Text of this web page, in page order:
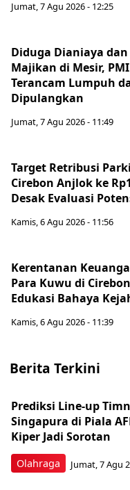
Jumat, 7 Agu 2026 - 12:25
Diduga Dianiaya
Majikan di Mesir,
Terancam Lumpuh
Dipulangkan
Jumat, 7 Agu 2026 - 11:49
Target Retribusi
Cirebon Anjlok ke
Desak Evaluasi
Kamis, 6 Agu 2026 - 11:56
Kerentanan
Para Kuwu di
Edukasi Bahaya
Kamis, 6 Agu 2026 - 11:39
Berita Terkini
Olahraga
Prediksi Line-up
Singapura di Piala
Kiper Jadi Sorotan
Jumat, 7 Agu